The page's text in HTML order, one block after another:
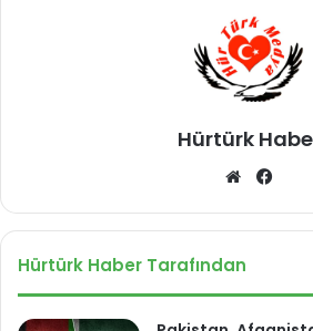
k
Hürtürk
We
sit bo
Hürtürk Haber Tarafından